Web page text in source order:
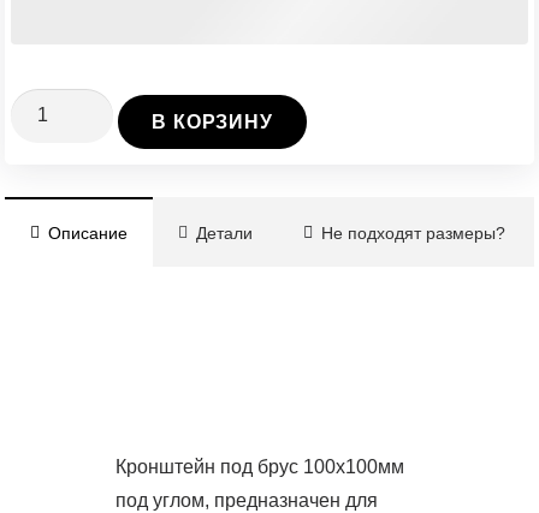
Количество
брус
100х100х3мм
В КОРЗИНУ
Описание Детали Не подходят размеры?
Кронштейн под брус 100х100мм
под углом, предназначен для